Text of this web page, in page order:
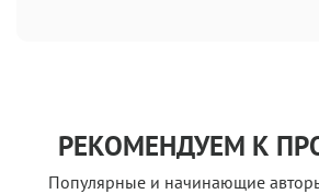
РЕКОМЕНДУЕМ К
Популярные и начинающие